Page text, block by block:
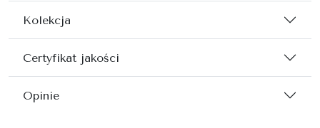
Kolekcja
Certyfikat jakości
Opinie